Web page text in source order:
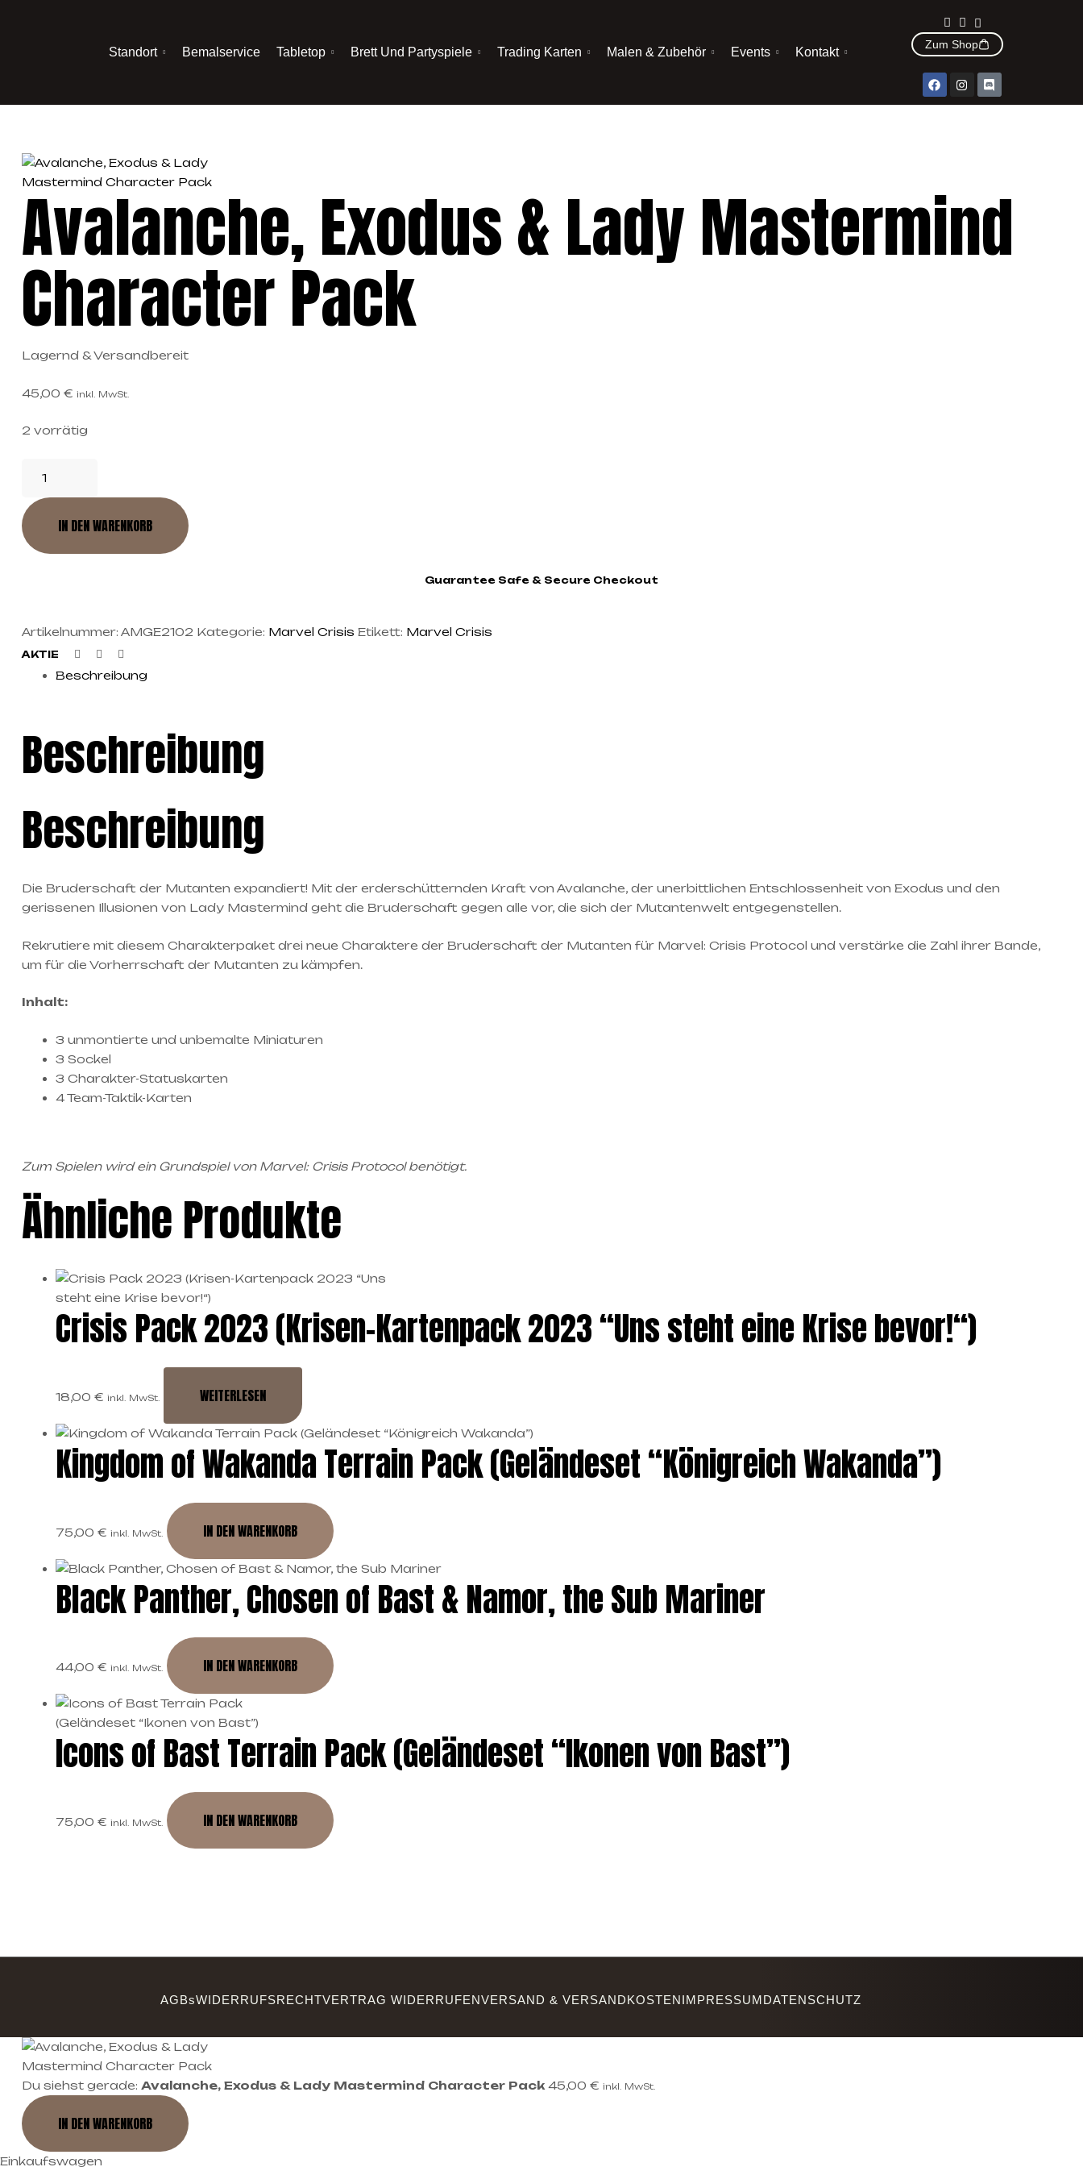
Standort Bemalservice Tabletop Brett Und Partyspiele Trading Karten Malen & Zubehör Events Kontakt
Zum Shop
Avalanche, Exodus & Lady Mastermind
Character Pack
Lagernd & Versandbereit
45,00 € inkl. MwSt.
2 vorrätig
IN DEN WARENKORB
Guarantee Safe & Secure Checkout
Artikelnummer: AMGE2102 Kategorie: Marvel Crisis Etikett: Marvel Crisis
AKTIE Facebook
Twitter
Beschreibung
Beschreibung
Beschreibung
Die Bruderschaft der Mutanten expandiert! Mit der erderschütternden Kraft von Avalanche, der unerbittlichen Entschlossenheit von Exodus und den
gerissenen Illusionen von Lady Mastermind geht die Bruderschaft gegen alle vor, die sich der Mutantenwelt entgegenstellen.
Rekrutiere mit diesem Charakterpaket drei neue Charaktere der Bruderschaft der Mutanten für Marvel: Crisis Protocol und verstärke die Zahl ihrer Bande,
um für die Vorherrschaft der Mutanten zu kämpfen.
Inhalt:
3 unmontierte und unbemalte Miniaturen
3 Sockel
3 Charakter-Statuskarten
4 Team-Taktik-Karten
Zum Spielen wird ein Grundspiel von Marvel: Crisis Protocol benötigt.
Ähnliche Produkte
Crisis Pack 2023 (Krisen-Kartenpack 2023 “Uns steht eine Krise bevor!“)
18,00 € inkl. MwSt. WEITERLESEN
Kingdom of Wakanda Terrain Pack (Geländeset “Königreich Wakanda”)
75,00 € inkl. MwSt. IN DEN WARENKORB
Black Panther, Chosen of Bast & Namor, the Sub Mariner
44,00 € inkl. MwSt. IN DEN WARENKORB
Icons of Bast Terrain Pack (Geländeset “Ikonen von Bast”)
75,00 € inkl. MwSt. IN DEN WARENKORB
AGBsWIDERRUFSRECHTVERTRAG WIDERRUFENVERSAND & VERSANDKOSTENIMPRESSUMDATENSCHUTZ
Du siehst gerade: Avalanche, Exodus & Lady Mastermind Character Pack 45,00 € inkl. MwSt.
IN DEN WARENKORB
Einkaufswagen